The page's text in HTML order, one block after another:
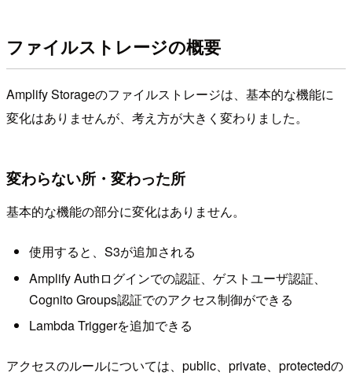
ファイルストレージの概要
Amplify Storageのファイルストレージは、基本的な機能に
変化はありませんが、考え方が大きく変わりました。
変わらない所・変わった所
基本的な機能の部分に変化はありません。
使用すると、S3が追加される
Amplify Authログインでの認証、ゲストユーザ認証、
Cognito Groups認証でのアクセス制御ができる
Lambda Triggerを追加できる
アクセスのルールについては、public、private、protectedの